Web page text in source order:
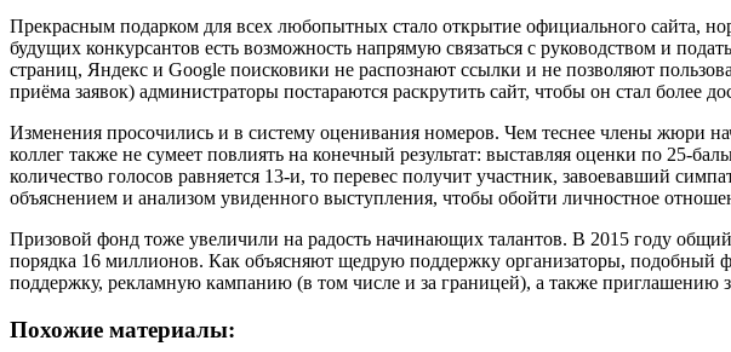
Прекрасным подарком для всех любопытных стало открытие официального сайта,
будущих конкурсантов есть возможность напрямую связаться с руководством и
страниц, Яндекс и Google поисковики не распознают ссылки и не позволяют
приёма заявок) администраторы постараются раскрутить сайт, чтобы он стал более
Изменения просочились и в систему оценивания номеров. Чем теснее члены жюри
коллег также не сумеет повлиять на конечный результат: выставляя оценки по 25-
количество голосов равняется 13-и, то перевес получит участник, завоевавший
объяснением и анализом увиденного выступления, чтобы обойти личностное
Призовой фонд тоже увеличили на радость начинающих талантов. В 2015 году
порядка 16 миллионов. Как объясняют щедрую поддержку организаторы,
поддержку, рекламную кампанию (в том числе и за границей), а также приглашению
Похожие материалы: